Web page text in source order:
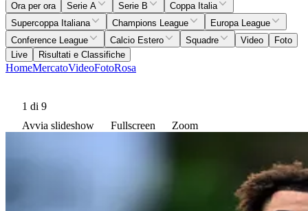
Ora per ora Serie A Serie B
Coppa Italia
Supercoppa Italiana
Champions League
Europa League
Conference League
Calcio Estero Squadre Video
Foto
Live
Risultati e Classifiche
HomeMercatoVideoFotoRosa
1 di 9
Avvia slideshow
Fullscreen Zoom